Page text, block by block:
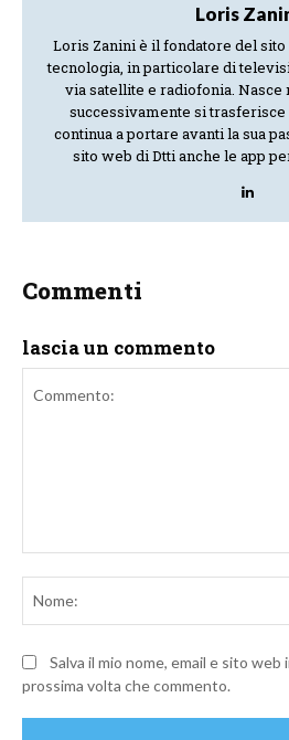
Loris
Loris Zanini è il fondatore del sito
tecnologia, in particolare di
via satellite e radiofonia. Nasce
successivamente si
continua a portare avanti la sua
sito web di Dtti anche le app
Commenti
lascia un commento
Salva il mio nome, email e sito
prossima volta che commento.